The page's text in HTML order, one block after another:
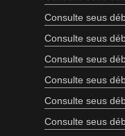
Consulte seus
Consulte seus
Consulte seus
Consulte seus
Consulte seus
Consulte seus